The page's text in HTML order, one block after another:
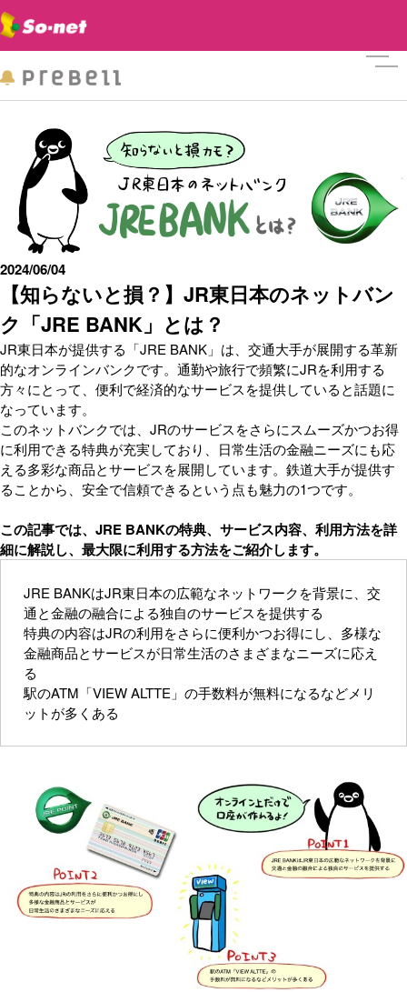
【知らないと損？】JR東日本のネットバン
ク「JRE BANK」とは？
2024/06/04
JR東日本が提供する「JRE BANK」は、交通大手が展開する革新
的なオンラインバンクです。通勤や旅行で頻繁にJRを利用する
方々にとって、便利で経済的なサービスを提供していると話題に
なっています。
このネットバンクでは、JRのサービスをさらにスムーズかつお得
に利用できる特典が充実しており、日常生活の金融ニーズにも応
える多彩な商品とサービスを展開しています。鉄道大手が提供す
ることから、安全で信頼できるという点も魅力の1つです。
この記事では、JRE BANKの特典、サービス内容、利用方法を詳
細に解説し、最大限に利用する方法をご紹介します。
JRE BANKはJR東日本の広範なネットワークを背景に、交
通と金融の融合による独自のサービスを提供する
特典の内容はJRの利用をさらに便利かつお得にし、多様な
金融商品とサービスが日常生活のさまざまなニーズに応え
る
駅のATM「VIEW ALTTE」の手数料が無料になるなどメリ
ットが多くある